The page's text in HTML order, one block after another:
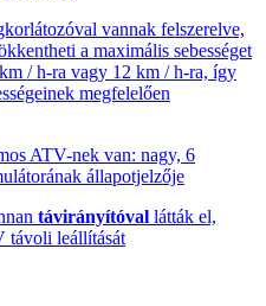
vannak felszerelve,
a maximális sebességet
/ h-ra vagy 12 km / h-ra, így
megfelelően
ATV-nek van: nagy, 6
állapotjelzője
távirányítóval látták el,
távoli leállítását